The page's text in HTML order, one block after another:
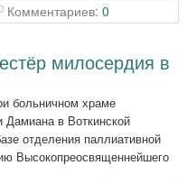
Комментариев: 0
милосердия в
больничном храме
Дамиана в Воткинской
отделения паллиативной
Высокопреосвященнейшего